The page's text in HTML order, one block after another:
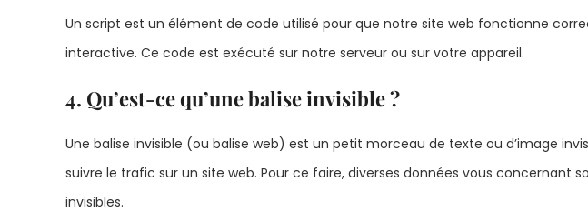
Un script est un élément de code utilisé pour que notre site web fonctionne
interactive. Ce code est exécuté sur notre serveur ou sur votre appareil.
4. Qu’est-ce qu’une balise invisible ?
Une balise invisible (ou balise web) est un petit morceau de texte ou d’image
suivre le trafic sur un site web. Pour ce faire, diverses données vous concernant
invisibles.